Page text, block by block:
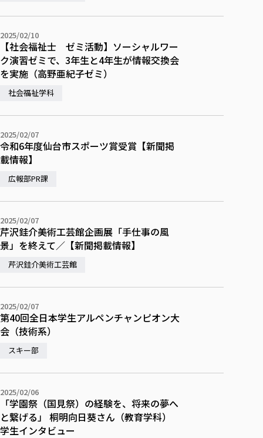
学部・学科等設置計画履行状況報告書
情報公開規程
総合福祉学研究科 社会福祉学専攻 修士課程
総合福祉学研究科 社会福祉学専攻 博士課程
総合福祉学研究科 福祉心理学専攻 修士課程
通信教育部
通信教育部
通信制大学院 総合福祉学研究科 社会福祉学専攻 修士課程
通信制大学院 総合福祉学研究科 福祉心理学専攻 修士課程
カリキュラム（学部・大学院）
その他の就学機会
学びの特徴
学びの特徴
ICT教育
禅のこころ
教員紹介・業績
学びのサポート
授業料減免・奨学金等
宿舎の紹介
学生生活サポート
学生自主活動支援
社会人学生の育児支援（一時預かり）
学生総合補償制度
単独学内説明会のご案内
東北福祉大学求人・インターンシップ検索サイト（キャリタス
卒業生の方
卒業後のキャリア支援体制
在学生による訪問、情報提供へのご協力のお願い
卒業生アンケート
よくあるご質問
東北福祉大学のDNA
在学生インタビュー
Prospective Students
学生支援センター国際交流の活動
スタッフ紹介
共同研究等をご検討の皆様へ
研究紀要
教職研究
東北福祉大学教育・教職センター特別支援教育研究年報一覧
芹沢銈介美術工芸館年報
産学・産学官連携
「高齢者のフレイル予防及びデジタルデバイド解消に向けた産
高齢者施設特化型モジュラー車いす開発
学生参加 × 産学官連携 ～ 「行学一如」の実践
社会貢献・地域連携活動
社会貢献・地域連携活動
社会貢献への取り組み
各種社会貢献活動の窓口
伝承講座「311『伝える／備える』次世代塾」
JICA草の根技術協力事業
被災地の子ども支援活動
生涯学習・社会人講座
自治体・団体等との主な協定
自治体・団体等との主な協定
研究所について
特別支援教育研究室
TFU教育フォーラム
施設利用
同窓会
2025/02/10
【社会福祉士 ゼミ活動】ソーシャルワー
ク演習ゼミで、3年生と4年生が情報交換会
を実施（高野亜紀子ゼミ）
社会福祉学科
2025/02/07
令和6年度仙台市スポーツ賞受賞【新聞掲
載情報】
広報部PR課
2025/02/07
芹沢銈介美術工芸館企画展「手仕事の風
景」を終えて／【新聞掲載情報】
芹沢銈介美術工芸館
2025/02/07
第40回全日本学生アルペンチャンピオン大
会（技術系）
スキー部
2025/02/06
「学園祭（国見祭）の経験を、将来の夢へ
と繋げる」 桐明向日葵さん（教育学科）
学生インタビュー